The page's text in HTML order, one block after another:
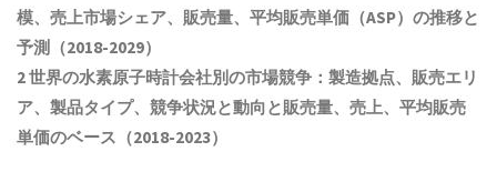
模、売上市場シェア、販売量、平均販売単価（ASP）の推移と
予測（2018-2029）
2 世界の水素原子時計会社別の市場競争：製造拠点、販売エリ
ア、製品タイプ、競争状況と動向と販売量、売上、平均販売
単価のベース（2018-2023）